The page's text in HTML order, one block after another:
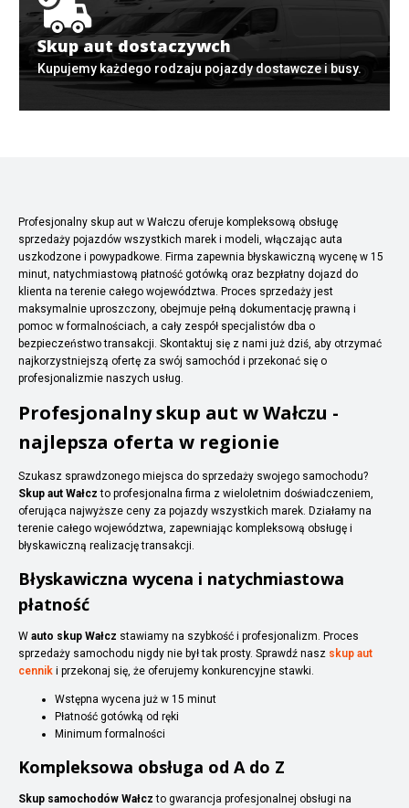
Skup aut dostaczywch
Kupujemy każdego rodzaju pojazdy dostawcze i busy.
Profesjonalny skup aut w Wałczu oferuje kompleksową obsługę
sprzedaży pojazdów wszystkich marek i modeli, włączając auta
uszkodzone i powypadkowe. Firma zapewnia błyskawiczną wycenę w 15
minut, natychmiastową płatność gotówką oraz bezpłatny dojazd do
klienta na terenie całego województwa. Proces sprzedaży jest
maksymalnie uproszczony, obejmuje pełną dokumentację prawną i
pomoc w formalnościach, a cały zespół specjalistów dba o
bezpieczeństwo transakcji. Skontaktuj się z nami już dziś, aby otrzymać
najkorzystniejszą ofertę za swój samochód i przekonać się o
profesjonalizmie naszych usług.
Profesjonalny skup aut w Wałczu -
najlepsza oferta w regionie
Szukasz sprawdzonego miejsca do sprzedaży swojego samochodu?
Skup aut Wałcz to profesjonalna firma z wieloletnim doświadczeniem,
oferująca najwyższe ceny za pojazdy wszystkich marek. Działamy na
terenie całego województwa, zapewniając kompleksową obsługę i
błyskawiczną realizację transakcji.
Błyskawiczna wycena i natychmiastowa
płatność
W auto skup Wałcz stawiamy na szybkość i profesjonalizm. Proces
sprzedaży samochodu nigdy nie był tak prosty. Sprawdź nasz skup aut
cennik i przekonaj się, że oferujemy konkurencyjne stawki.
Wstępna wycena już w 15 minut
Płatność gotówką od ręki
Minimum formalności
Kompleksowa obsługa od A do Z
Skup samochodów Wałcz to gwarancja profesjonalnej obsługi na